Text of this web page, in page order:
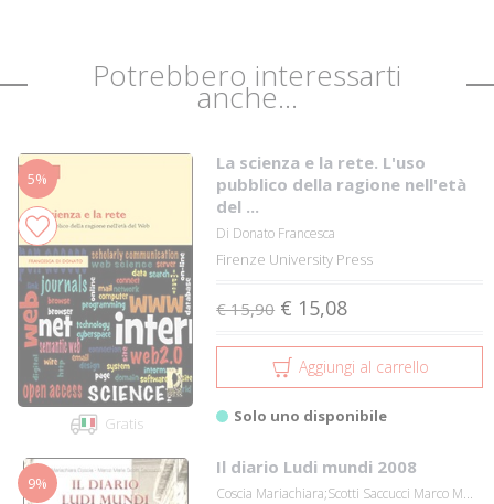
Potrebbero interessarti
anche...
5%
Gratis
La scienza e la rete. L'uso
pubblico della ragione nell'età
del ...
Di Donato Francesca
Firenze University Press
€ 15,90 € 15,08
Aggiungi al carrello
Solo uno disponibile
9%
Il diario Ludi mundi 2008
Coscia Mariachiara;Scotti Saccucci Marco M...